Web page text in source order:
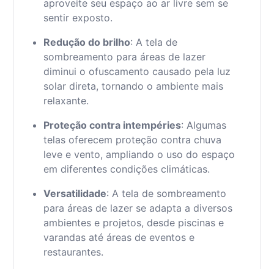
aproveite seu espaço ao ar livre sem se
sentir exposto.
Redução do brilho: A tela de
sombreamento para áreas de lazer
diminui o ofuscamento causado pela luz
solar direta, tornando o ambiente mais
relaxante.
Proteção contra intempéries: Algumas
telas oferecem proteção contra chuva
leve e vento, ampliando o uso do espaço
em diferentes condições climáticas.
Versatilidade: A tela de sombreamento
para áreas de lazer se adapta a diversos
ambientes e projetos, desde piscinas e
varandas até áreas de eventos e
restaurantes.